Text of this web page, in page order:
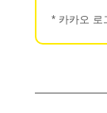
* 카카오 로